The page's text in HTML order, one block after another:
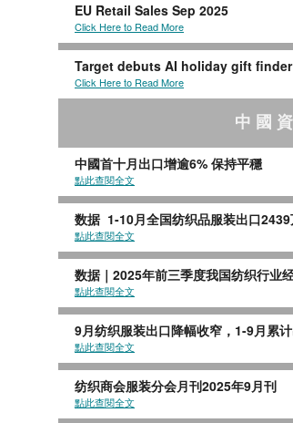
EU Retail Sales Sep 2025
Click Here to Read More
Target debuts AI holiday gift finder
Click Here to Read More
中 國
中國首十月出口增逾6% 保持平穩
點此查閱全文
数据 1-10月全国纺织品服装出口
點此查閱全文
数据｜2025年前三季度我国纺织行业
點此查閱全文
9月纺织服装出口降幅收窄，1-9月累
點此查閱全文
纺织商会服装分会月刊2025年9月刊
點此查閱全文